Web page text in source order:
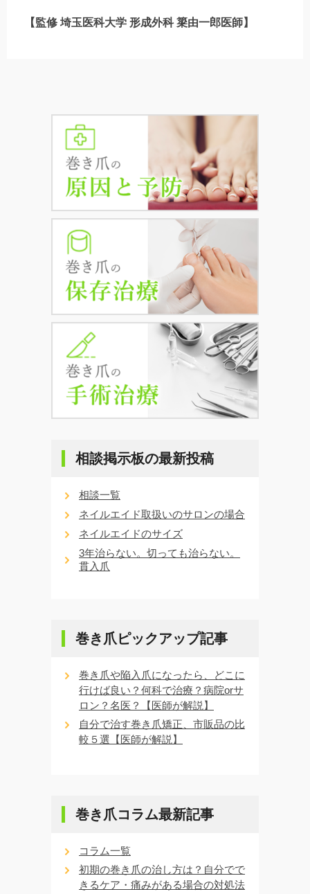
【監修 埼玉医科大学 形成外科 簗由一郎医師】
相談掲示板の最新投稿
相談一覧
ネイルエイド取扱いのサロンの場合
ネイルエイドのサイズ
3年治らない。切っても治らない。
貫入爪
巻き爪ピックアップ記事
巻き爪や陥入爪になったら、どこに
行けば良い？何科で治療？病院orサ
ロン？名医？【医師が解説】
自分で治す巻き爪矯正、市販品の比
較５選【医師が解説】
巻き爪コラム最新記事
コラム一覧
初期の巻き爪の治し方は？自分でで
きるケア・痛みがある場合の対処法